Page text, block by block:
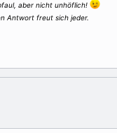
aber nicht unhöflich!
Antwort freut sich jeder.